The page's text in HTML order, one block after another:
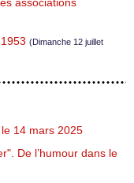
associations
(Dimanche 12 juillet
le 14 mars 2025
De l’humour dans le